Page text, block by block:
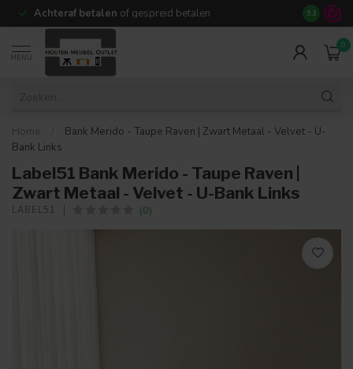
Achteraf betalen of gespreid betalen 14 dagen
9.3
MENU
0
Home
Bank Merido - Taupe Raven | Zwart Metaal - Velvet - U-
Bank Links
Label51 Bank Merido - Taupe Raven |
Zwart Metaal - Velvet - U-Bank Links
LABEL51 (0)